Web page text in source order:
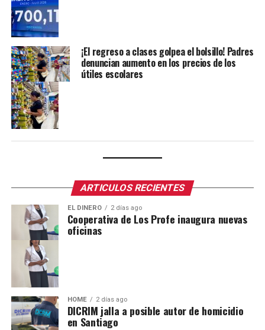
¡El regreso a clases golpea el bolsillo! Padres
denuncian aumento en los precios de los
útiles escolares
ARTICULOS RECIENTES
EL DINERO 2 días ago
Cooperativa de Los Profe inaugura nuevas
oficinas
HOME 2 días ago
DICRIM jalla a posible autor de homicidio
en Santiago